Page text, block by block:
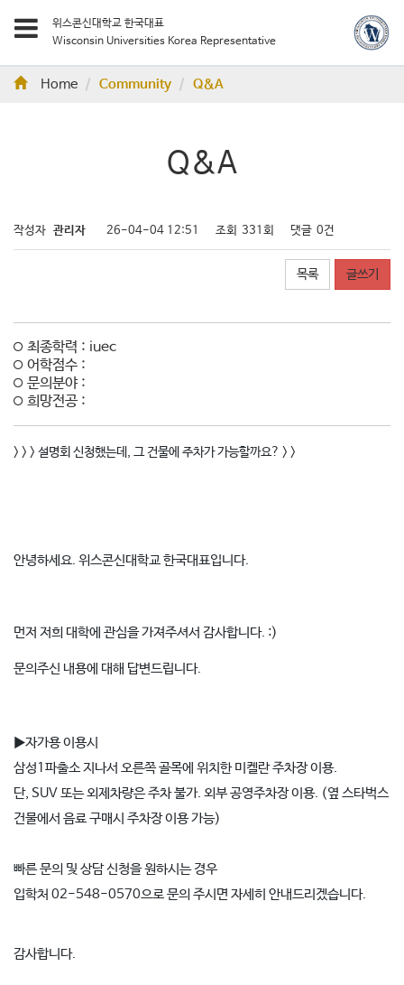
위스콘신대학교 한국대표
Wisconsin Universities Korea Representative
Home Community Q&A
Q&A
작성자 관리자 26-04-04 12:51 조회 331회 댓글 0건
목록 글쓰기
최종학력 : iuec
어학점수 :
문의분야 :
희망전공 :
> > > 설명회 신청했는데, 그 건물에 주차가 가능할까요? > >
안녕하세요. 위스콘신대학교 한국대표입니다.
먼저 저희 대학에 관심을 가져주셔서 감사합니다. :)
문의주신 내용에 대해 답변드립니다.
▶자가용 이용시
삼성1파출소 지나서 오른쪽 골목에 위치한 미켈란 주차장 이용.
단, SUV 또는 외제차량은 주차 불가. 외부 공영주차장 이용. (옆 스타벅스
건물에서 음료 구매시 주차장 이용 가능)
빠른 문의 및 상담 신청을 원하시는 경우
입학처 02-548-0570으로 문의 주시면 자세히 안내드리겠습니다.
감사합니다.